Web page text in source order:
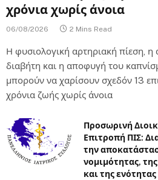
χρόνια χωρίς άνοια
06/08/2026 2 Mins Read
Η φυσιολογική αρτηριακή πίεση, η
διαβήτη και η αποφυγή του
μπορούν να χαρίσουν σχεδόν 13
χρόνια ζωής χωρίς άνοια
Προσωρινή
Επιτροπή ΠΙΣ:
την
νομιμότητας,
και της ενότητας